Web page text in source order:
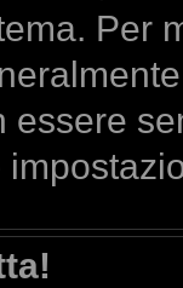
Per
essere